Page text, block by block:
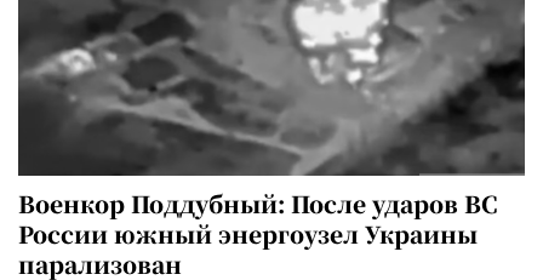
Военкор Поддубный: После ударов ВС
России южный энергоузел Украины
парализован